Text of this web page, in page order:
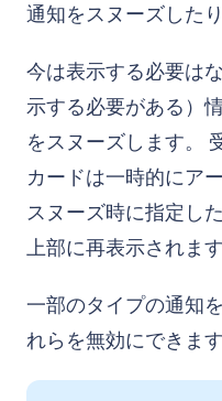
通知をスヌーズした
今は表示する必要は
示する必要がある）
をスヌーズします。
カードは一時的にア
スヌーズ時に指定し
上部に再表示されま
一部のタイプの通知
れらを無効にできます